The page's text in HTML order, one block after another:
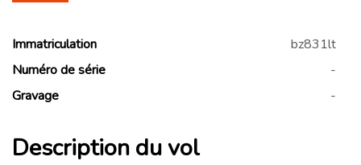
Immatriculation
bz831lt
Numéro de série
-
Gravage
-
Description du vol